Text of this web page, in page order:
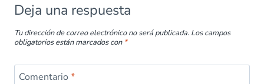
Deja una respuesta
Tu dirección de correo electrónico no será publicada. Los campos
obligatorios están marcados con *
Comentario *